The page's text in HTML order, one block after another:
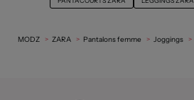
MODZ ZARA Pantalons femme Joggings